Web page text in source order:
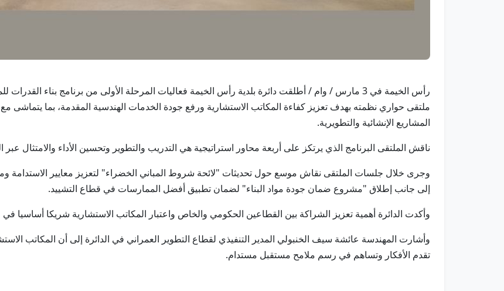
رأس الخيمة في 3 مارس / وام / أطلقت دائرة بلدية رأس الخيمة فعاليات المرحلة الأولى من برنامج بناء
ملتقى حواري نظمته بهدف تعزيز كفاءة المكاتب الاستشارية ورفع جودة الخدمات الهندسية المقدمة، بما يتماشى
المشاريع الإنشائية والتطويرية.
ناقش الملتقى البرنامج الذي يرتكز على أربعة محاور استراتيجية هي التدريب والتطوير وتحسين الأداء والامتثال عبر
وجرى خلال جلسات الملتقى نقاش موسع حول تحديثات "لائحة شروط المباني الخضراء" لتعزيز معايير الاستدامة
إلى جانب إطلاق "مشروع ضمان جودة مواد البناء" لضمان تطبيق أفضل الممارسات في قطاع التشييد.
وأكدت الدائرة أهمية تعزيز الشراكة بين القطاعين الحكومي والخاص واعتبار المكاتب الاستشارية شريكا أساسيا في
وأشارت المهندسة عائشة سيف الخنبولي المدير التنفيذي لقطاع التطوير العمراني في الدائرة إلى أن المكاتب
تقدم الأفكار وتساهم في رسم ملامح مستقبل مستدام.